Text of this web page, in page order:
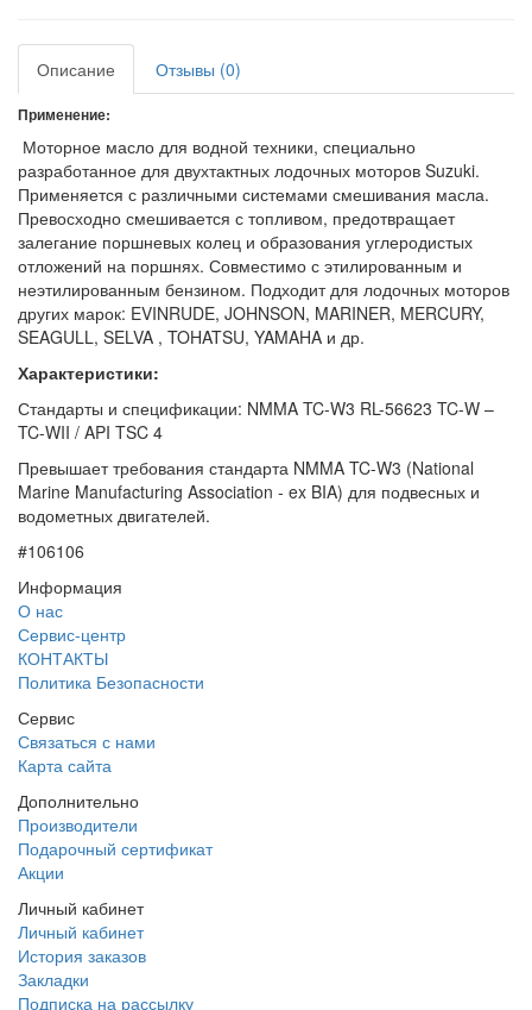
Описание Отзывы (0)
Применение:
Моторное масло для водной техники, специально
разработанное для двухтактных лодочных моторов Suzuki.
Применяется с различными системами смешивания масла.
Превосходно смешивается с топливом, предотвращает
залегание поршневых колец и образования углеродистых
отложений на поршнях. Совместимо с этилированным и
неэтилированным бензином. Подходит для лодочных моторов
других марок: EVINRUDE, JOHNSON, MARINER, MERCURY,
SEAGULL, SELVA , TOHATSU, YAMAHA и др.
Характеристики:
Стандарты и спецификации: NMMA TC-W3 RL-56623 TC-W –
TC-WII / API TSC 4
Превышает требования стандарта NMMA TC-W3 (National
Marine Manufacturing Association - ex BIA) для подвесных и
водометных двигателей.
#106106
Информация
О нас
Сервис-центр
КОНТАКТЫ
Политика Безопасности
Сервис
Связаться с нами
Карта сайта
Дополнительно
Производители
Подарочный сертификат
Акции
Личный кабинет
Личный кабинет
История заказов
Закладки
Подписка на рассылку